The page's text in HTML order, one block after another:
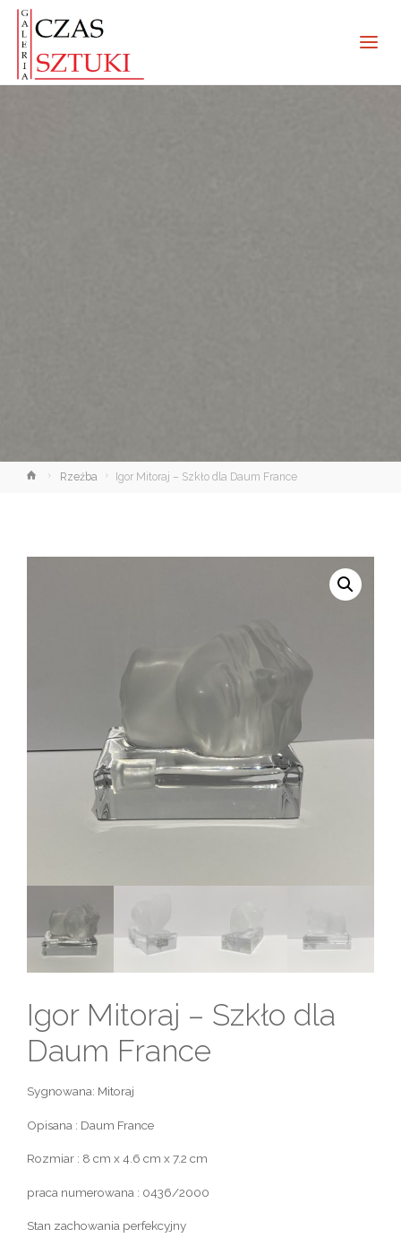
StronaRzeźba Igor Mitoraj – Szkło dla Daum France
Igor Mitoraj – Szkło dla
Daum France
Sygnowana: Mitoraj
Opisana : Daum France
Rozmiar : 8 cm x 4.6 cm x 7.2 cm
praca numerowana : 0436/2000
Stan zachowania perfekcyjny